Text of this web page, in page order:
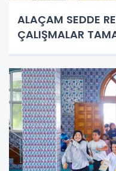
ALAÇAM SEDDE
ÇALIŞMALAR